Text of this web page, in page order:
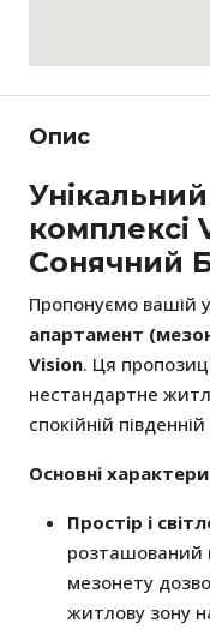
Опис
комплексі
Сонячний
Пропонуємо вашій
апартамент
Vision. Ця
нестандартне
спокійній
Основні
Простір і
розташований
мезонету
житлову зону